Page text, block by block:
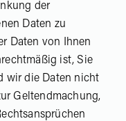
der
Daten zu
Daten von Ihnen
ist, Sie
wir die Daten nicht
Geltendmachung,